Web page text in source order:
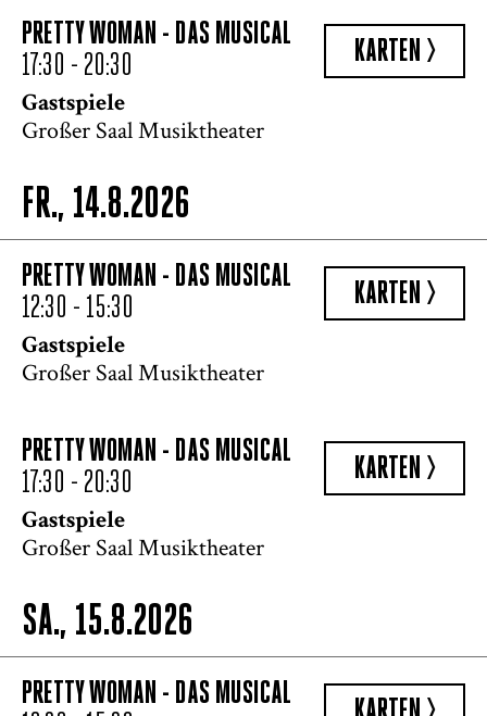
PRETTY WOMAN - DAS MUSICAL
17:30 - 20:30
KARTEN >
Gastspiele
Großer Saal Musiktheater
FR., 14.8.2026
PRETTY WOMAN - DAS MUSICAL
12:30 - 15:30
KARTEN >
Gastspiele
Großer Saal Musiktheater
PRETTY WOMAN - DAS MUSICAL
17:30 - 20:30
KARTEN >
Gastspiele
Großer Saal Musiktheater
SA., 15.8.2026
PRETTY WOMAN - DAS MUSICAL